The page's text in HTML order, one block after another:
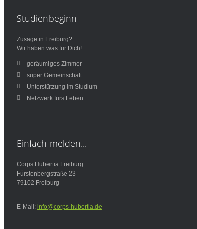
Studienbeginn
Zusage in Freiburg?
Wir haben was für Dich!
geräumiges Zimmer
super Gemeinschaft
Unterstützung im Studium
Netzwerk fürs Leben
Einfach melden...
Corps Hubertia Freiburg
Fürstenbergstraße 23
79102 Freiburg
E-Mail: info@corps-hubertia.de